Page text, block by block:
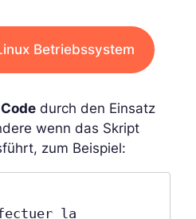
Betriebssystem
durch den Einsatz
wenn das Skript
zum Beispiel: